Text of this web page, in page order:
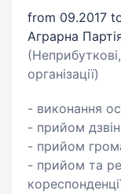
from 09.2017
Аграрна
організації)
- виконання
- прийом
- прийом
- прийом та